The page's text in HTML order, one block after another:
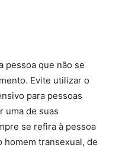
pessoa que não se
Evite utilizar o
para pessoas
uma de suas
se refira à pessoa
homem transexual, de